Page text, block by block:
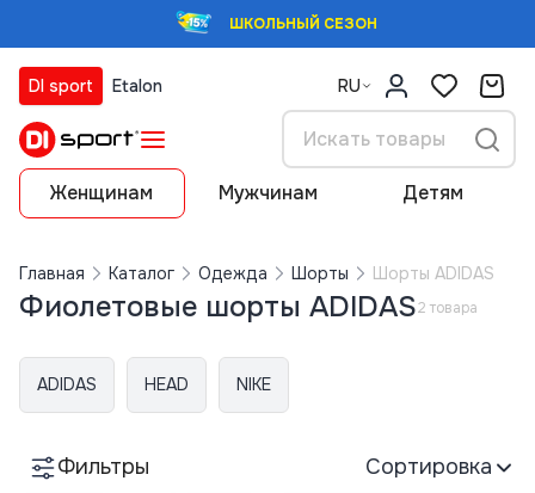
ШКОЛЬНЫЙ СЕЗОН
DI sport Etalon RU
Женщинам Мужчинам Детям
Главная Каталог Одежда Шорты Шорты ADIDAS
Фиолетовые шорты ADIDAS2 товара
ADIDAS HEAD NIKE
Фильтры Сортировка